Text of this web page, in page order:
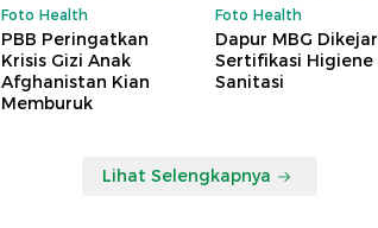
Foto Health
PBB Peringatkan
Krisis Gizi Anak
Afghanistan Kian
Memburuk
Foto Health
Dapur MBG Dikejar
Sertifikasi Higiene
Sanitasi
Lihat Selengkapnya